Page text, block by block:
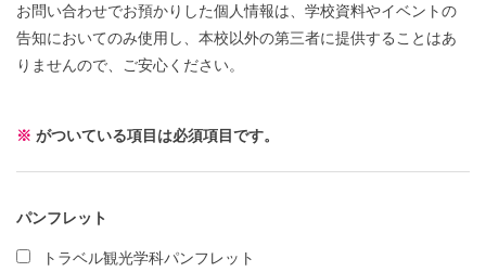
お問い合わせでお預かりした個人情報は、学校資料やイベントの
告知においてのみ使用し、本校以外の第三者に提供することはあ
りませんので、ご安心ください。
※ がついている項目は必須項目です。
パンフレット
トラベル観光学科パンフレット